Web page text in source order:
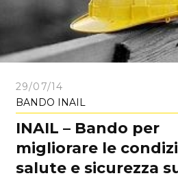
29/07/14
BANDO INAIL
INAIL – Bando per
migliorare le
salute e sicurezza